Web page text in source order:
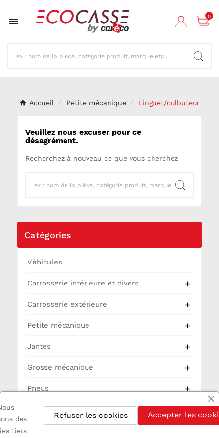
 0
Accueil Petite mécanique Linguet/culbuteur
Veuillez nous excuser pour ce
désagrément.
Recherchez à nouveau ce que vous cherchez
Catégories
Véhicules
Carrosserie intérieure et divers 
Carrosserie extérieure 
Petite mécanique 
Jantes 
Grosse mécanique 
Pneus 
Partie Cycle
des
tiers
Accepter les
Refuser les cookies